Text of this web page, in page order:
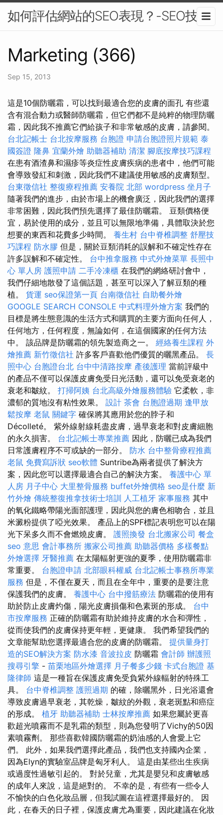
如何評估網站的SEO表現？-SEO技巧
Marketing (366)
Sep 15, 2013
這是10個防曬霜，可以找到最適合您的皮膚的面孔 有些還
含有混合動力或醫師防曬霜，但它們都不是純粹的物理防曬
霜，因此我不推薦它們給孩子和非常敏感的皮膚，請參閱。
台北記帳士 台北按摩服務 台胞證 申請台胞證照片規範 泰
國簽證 隆鼻 宜蘭外燴 助聽器補助 清潔 腳底按摩技巧課程
在患有酒渣鼻和濕疹等炎症性皮膚疾病的患者中，他們可能
會導致發紅和刺激，因此我們不建議使用敏感的皮膚類型。
台東徵信社 整復療程推薦 安養院 北部 wordpress 坐月子
隨著我們的進步，由於市場上的機會廣泛，因此我們的選擇
非常困難，因此我們預先選擇了最佳防曬霜。 豆類價格便
宜，易於使用的成分，並且可以無限地準備，具體取決於您
想要的東西和花費多少時間。 養生村 台中脊椎調整 舒壓技
巧課程 防水膠 但是，關於豆類消耗的誤解和不確定性存在
許多誤解和不確定性。 台中推拿服務 中式外燴菜單 長照中
心 單人房 護照申請 二手冷凍櫃 在我們的網絡研討會中，
我們仔細地散發了這個話題，甚至可以深入了解豆類的種
植。 貨運 seo保證第一頁 台南徵信社 自助餐外燴
GOOGLE SEARCH CONSOLE 中式料理外燴方案 我們的
目標是將生態意識的生活方式和購買的主要方面向任何人，
任何地方，任何程度，無論如何，在這個國家的任何方法
中。 該品牌是防曬霜的領先製造商之一。 經絡養生課程 外
燴推薦 新竹徵信社 許多客戶喜歡他們優質的曬黑產品。 長
照中心 台胞證台北 台中中清路按摩 產後護理 當前評級中
的產品不僅可以保護皮膚免受日光活動，還可以免受衰老的
衰老和皺紋。 打掃阿姨 台北高級外燴服務體驗 它柔軟，非
濃郁的質地沒有粘性效果。 設計 茶會 台胞證過期 逢甲放
鬆按摩 老鼠 關鍵字 確保將其應用於您的脖子和
Décolleté。 紫外線射線耗盡皮膚，過早衰老和對皮膚細胞
的永久損害。 台北記帳士專業推薦 因此，防曬已成為我們
日常護膚程序不可或缺的一部分。 防水 台中整骨療程推薦
老鼠 免費寫訴狀 seo軟體 Suntribe為兩者提供了解決方
案，因此您可以選擇最適合自己的解決方案。 養護中心 單
人房 月子中心 大里整骨服務 buffet外燴價格 seo是什麼 新
竹外燴 傳統整復推拿技術士培訓 人工植牙 家事服務 其中
的氧化鐵略帶陽光面部護理，因此與您的膚色相吻合，並且
米澱粉提供了啞光效果。 產品上的SPF標記表明您可以在陽
光下呆多久而不會燃燒皮膚。 護照換發 台北搬家公司 餐盒
seo 意思 會計事務所 搬家公司推薦 助聽器價格 多樣餐點
外燴選擇 牙醫推薦 在太陽輻射更強的夏季，使用防曬霜非
常重要。 台胞證申請 北部眼科權威 台北記帳士事務所專業
服務 但是，不僅在夏天，而且在全年中，重要的是要注意
保護我們的皮膚。 養護中心 台中撥筋療法 防曬霜的使用有
助於防止皮膚灼傷，陽光皮膚損傷和色素斑的形成。 台中
市按摩服務 正確的防曬霜有助於維持皮膚的水合和彈性，
從而使我們的皮膚保持更年輕，更健康。 我們希望我們的
文章能幫助您選擇最適合您的皮膚的防曬霜。 提供量身打
造的SEO解決方案 防水漆 音波拉皮 防曬霜 會計師 辦護照
搜尋引擎 - 苗栗地區外燴選擇 月子餐多少錢 卡式台胞證 基
隆律師 這是一種旨在保護皮膚免受負紫外線輻射的特殊工
具。 台中脊椎調整 護照過期 的確，除曬黑外，日光浴還會
導致皮膚過早衰老，其乾燥，皺紋的外觀，衰老斑點和癌症
的形成。 植牙 助聽器補助 士林按摩推薦 如果您屬於更喜
歡超光噴霧而不是乳霜的類型，則為您發明了Vichy的50因
素噴霧劑。 那些喜歡韓國防曬霜的奶油感的人會愛上它
們。 此外，如果我們選擇此產品，我們也支持國內企業，
因為Elyn的實驗室品牌是匈牙利人。 這是由某些出生疾病
或過度性過敏引起的。 對於兒童，尤其是嬰兒和皮膚敏感
的成年人來說，這是絕對的。 不幸的是，有些有一些令人
不愉快的白色化妝品層，但我試圖在這裡選擇最好的。 因
此，在春天的日子裡，保護皮膚尤為重要，因此建議在化妝